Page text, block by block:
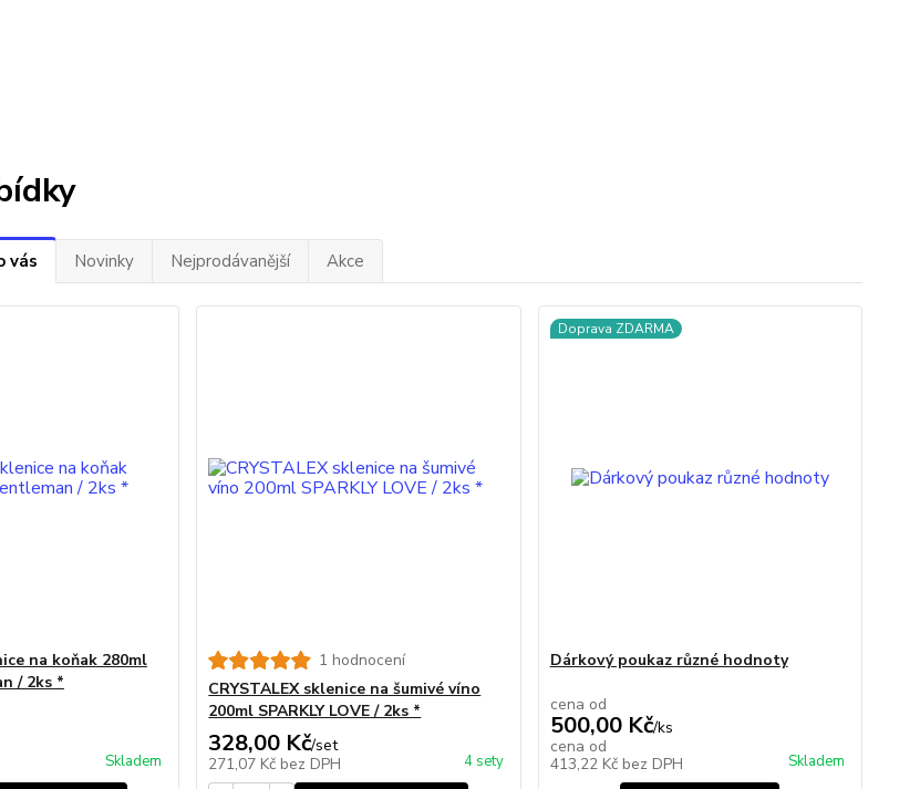
vás Novinky Nejprodávanější Akce
na koňak 280ml
/ 2ks *
Skladem
1 hodnocení
CRYSTALEX sklenice na šumivé víno
200ml SPARKLY LOVE / 2ks *
328,00 Kč/set
271,07 Kč bez DPH 4 sety
Doprava ZDARMA
Dárkový poukaz různé hodnoty
cena od
500,00 Kč/ks
cena od
413,22 Kč bez DPH Skladem